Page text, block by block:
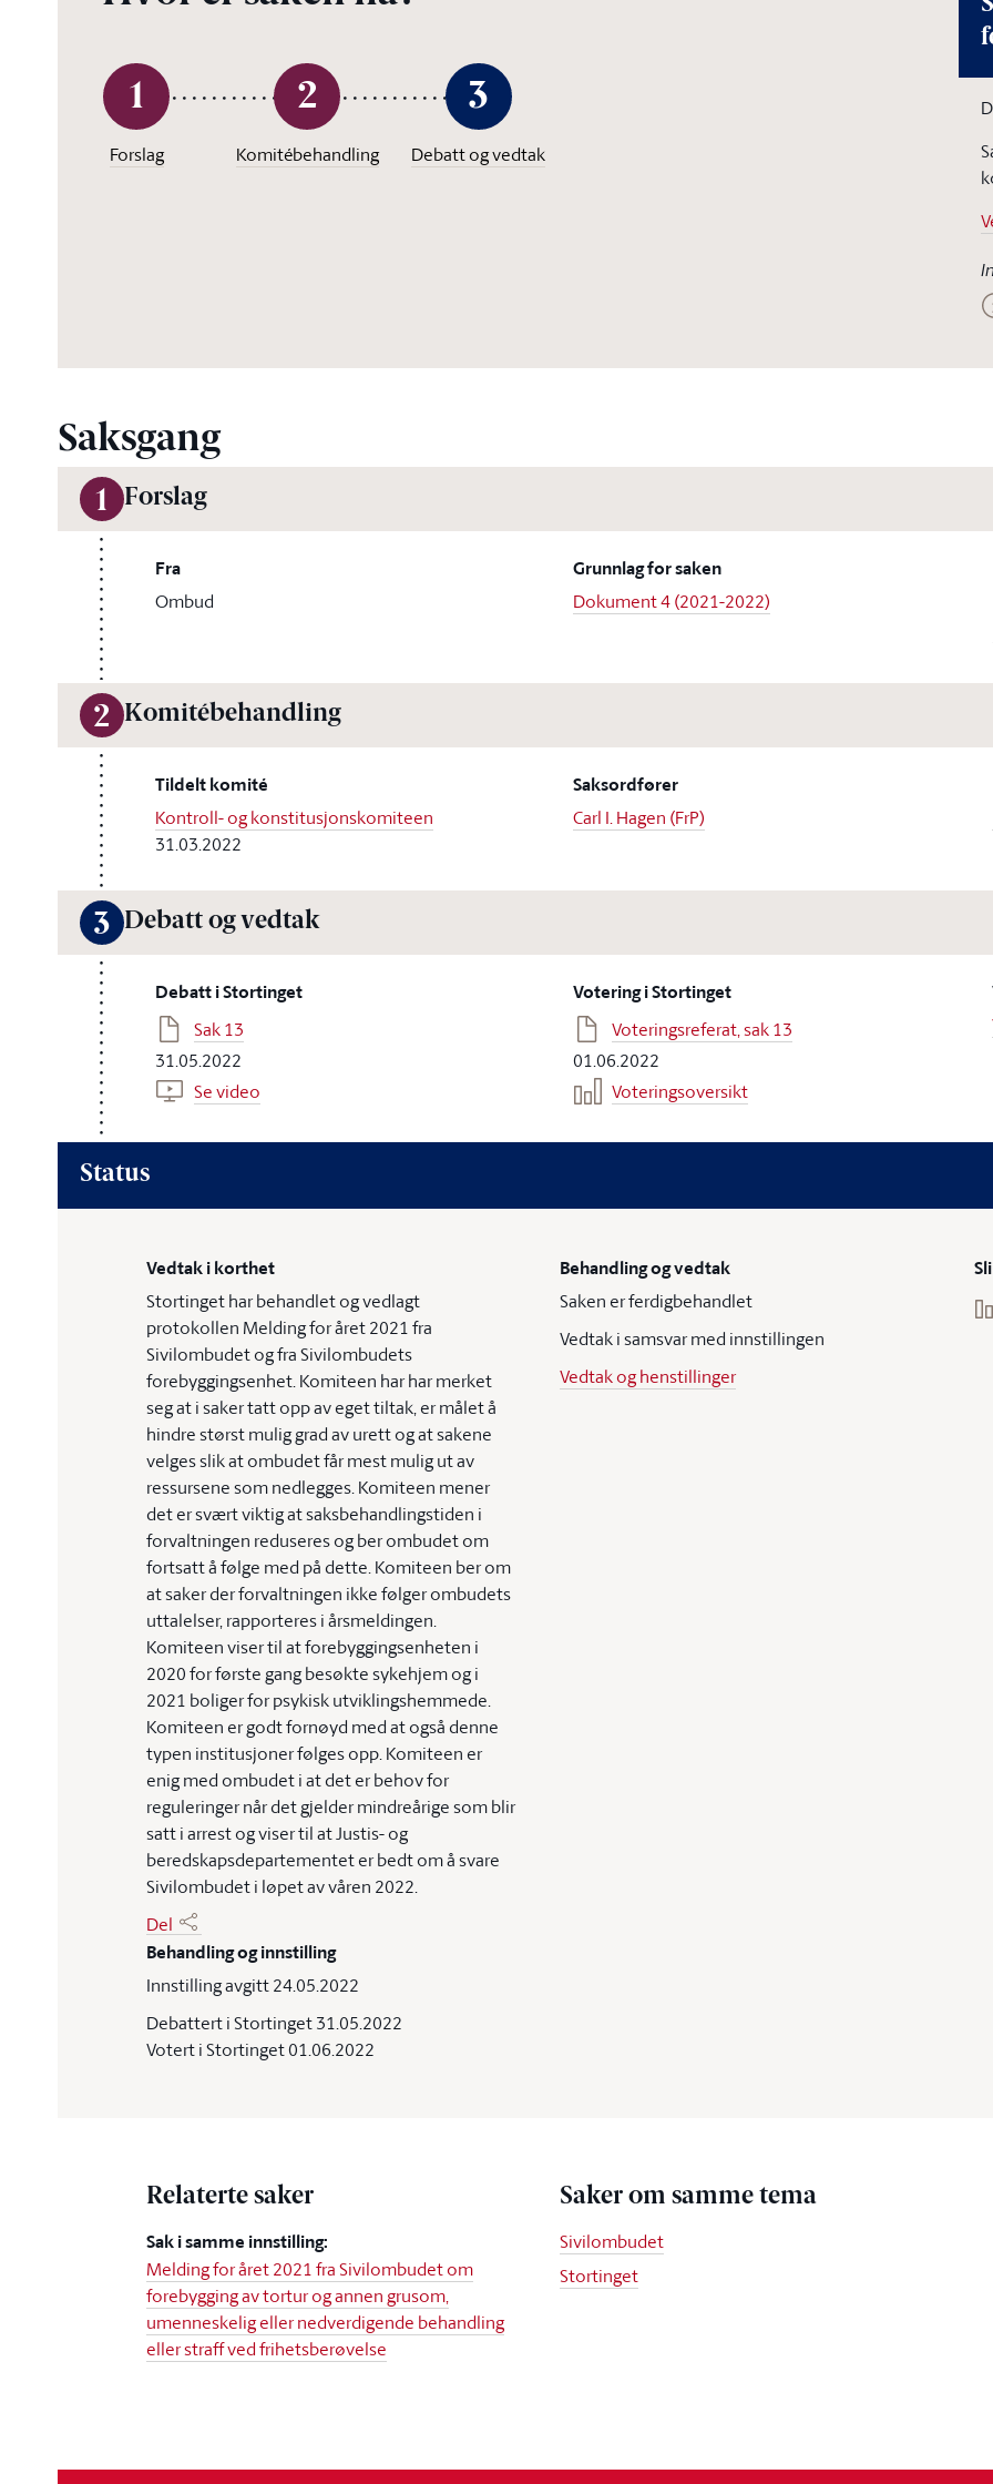
1
Forslag
2
Komitébehandling
3
Debatt og vedtak
Saksgang
1 Forslag
Fra
Ombud
Grunnlag for saken
Dokument 4 (2021-2022)
2 Komitébehandling
Tildelt komité
Kontroll- og konstitusjonskomiteen
31.03.2022
Saksordfører
Carl I. Hagen (FrP)
3 Debatt og vedtak
Debatt i Stortinget
Sak 13
31.05.2022
Se video
Votering i Stortinget
Voteringsreferat, sak 13
01.06.2022
Voteringsoversikt
Status
Vedtak i korthet
Stortinget har behandlet og vedlagt
protokollen Melding for året 2021 fra
Sivilombudet og fra Sivilombudets
forebyggingsenhet. Komiteen har har merket
seg at i saker tatt opp av eget tiltak, er målet å
hindre størst mulig grad av urett og at sakene
velges slik at ombudet får mest mulig ut av
ressursene som nedlegges. Komiteen mener
det er svært viktig at saksbehandlingstiden i
forvaltningen reduseres og ber ombudet om
fortsatt å følge med på dette. Komiteen ber om
at saker der forvaltningen ikke følger ombudets
uttalelser, rapporteres i årsmeldingen.
Komiteen viser til at forebyggingsenheten i
2020 for første gang besøkte sykehjem og i
2021 boliger for psykisk utviklingshemmede.
Komiteen er godt fornøyd med at også denne
typen institusjoner følges opp. Komiteen er
enig med ombudet i at det er behov for
reguleringer når det gjelder mindreårige som blir
satt i arrest og viser til at Justis- og
beredskapsdepartementet er bedt om å svare
Sivilombudet i løpet av våren 2022.
Del
Behandling og vedtak
Saken er ferdigbehandlet
Vedtak i samsvar med innstillingen
Vedtak og henstillinger
Behandling og innstilling
Innstilling avgitt 24.05.2022
Debattert i Stortinget 31.05.2022
Votert i Stortinget 01.06.2022
Relaterte saker
Sak i samme innstilling:
Melding for året 2021 fra Sivilombudet om
forebygging av tortur og annen grusom,
umenneskelig eller nedverdigende behandling
eller straff ved frihetsberøvelse
Saker om samme tema
Sivilombudet
Stortinget